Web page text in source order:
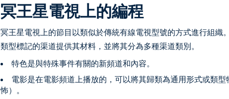
冥王星電視上的編程
冥王星電視上的節目以類似於傳統有線電視型號的方式進行組織
類型標記的渠道提供其材料，並將其分為多種渠道類別。
特色是與特殊事件有關的新頻道和內容。
電影是在電影頻道上播放的，可以將其歸類為通用形式或類
怖）。